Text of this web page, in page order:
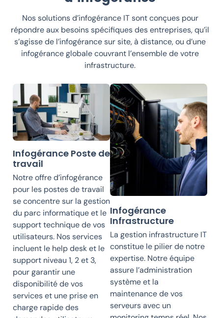
Nos solutions d’infogérance IT sont conçues pour
répondre aux besoins spécifiques des entreprises, qu’il
s’agisse de l’infogérance sur site, à distance, ou d’une
infogérance globale couvrant l’ensemble de votre
infrastructure.
Infogérance Poste de
travail
Notre offre d’infogérance
pour les postes de travail
se concentre sur la gestion
du parc informatique et le
support technique de vos
utilisateurs. Nos services
incluent le help desk et le
support niveau 1, 2 et 3,
pour garantir une
disponibilité de vos
services et une prise en
charge rapide des
Infogérance
Infrastructure
La gestion infrastructure IT
constitue le pilier de notre
expertise. Notre équipe
assure l’administration
système et la
maintenance de vos
serveurs avec un